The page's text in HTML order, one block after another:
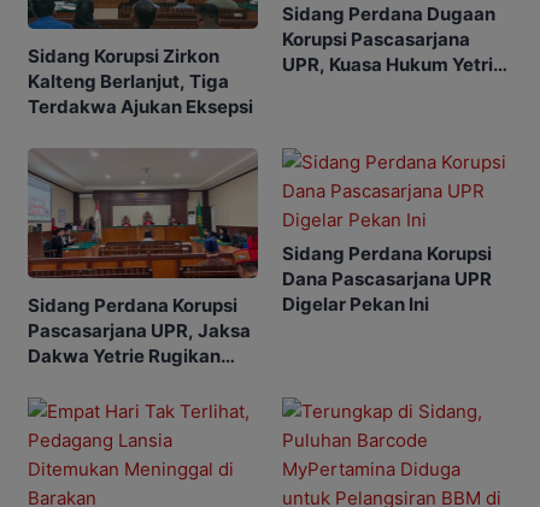
Sidang Korupsi Zirkon
Kalteng Berlanjut, Tiga
Terdakwa Ajukan Eksepsi
Sidang Perdana Dugaan
Korupsi Pascasarjana
UPR, Kuasa Hukum Yetrie
Sidang Perdana Korupsi
Pascasarjana UPR, Jaksa
Dakwa Yetrie Rugikan
Sidang Perdana Korupsi
Dana Pascasarjana UPR
Digelar Pekan Ini